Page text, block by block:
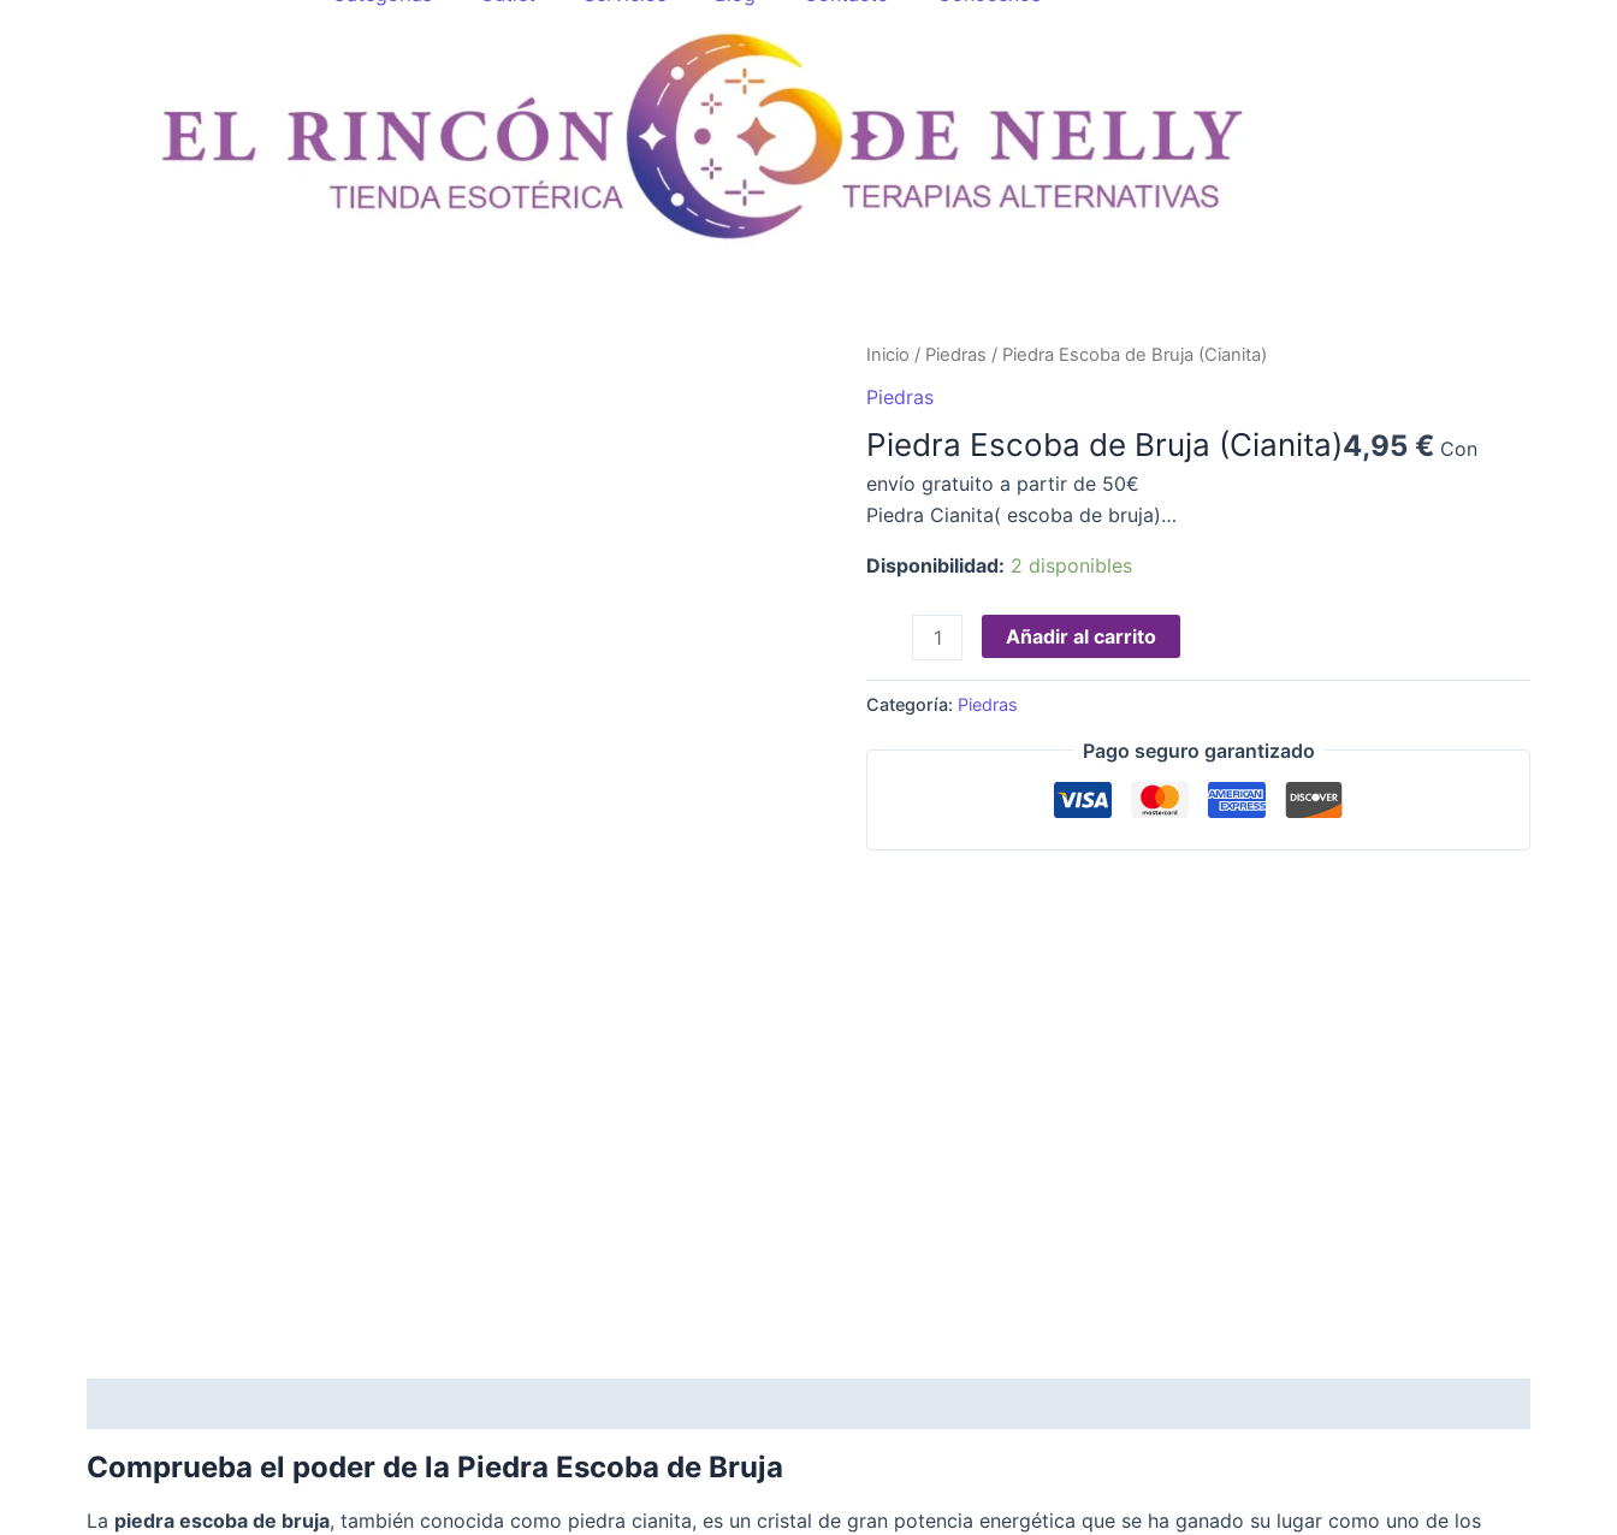
Inicio / Piedras / Piedra Escoba de Bruja (Cianita)
Piedras
Piedra Escoba de Bruja (Cianita)4,95 € Con
envío gratuito a partir de 50€
Piedra Cianita( escoba de bruja)…
Disponibilidad: 2 disponibles
Piedra
Escoba
Bruja
(Cianita)
cantidad
Añadir al carrito
Categoría: Piedras
Pago seguro garantizado
Comprueba el poder de la Piedra Escoba de Bruja
La piedra escoba de bruja, también conocida como piedra cianita, es un cristal de gran potencia energética que se ha ganado su lugar como uno de los